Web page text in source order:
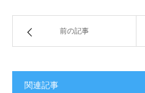
前の記事
関連記事